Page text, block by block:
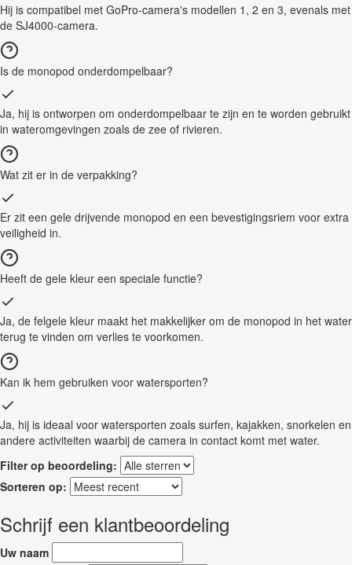
Hij is compatibel met GoPro-camera's modellen 1, 2 en 3, evenals met
de SJ4000-camera.
Is de monopod onderdompelbaar?
Ja, hij is ontworpen om onderdompelbaar te zijn en te worden gebruikt
in wateromgevingen zoals de zee of rivieren.
Wat zit er in de verpakking?
Er zit een gele drijvende monopod en een bevestigingsriem voor extra
veiligheid in.
Heeft de gele kleur een speciale functie?
Ja, de felgele kleur maakt het makkelijker om de monopod in het water
terug te vinden om verlies te voorkomen.
Kan ik hem gebruiken voor watersporten?
Ja, hij is ideaal voor watersporten zoals surfen, kajakken, snorkelen en
andere activiteiten waarbij de camera in contact komt met water.
Filter op beoordeling:
Sorteren op:
Schrijf een klantbeoordeling
Uw naam